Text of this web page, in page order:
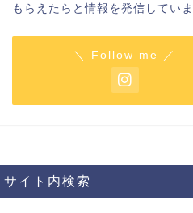
もらえたらと情報を発信していま
＼ Follow me ／
サイト内検索